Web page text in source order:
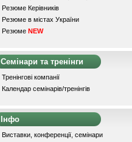
Резюме Керівників
Резюме в містах України
Резюме NEW
Семінари та тренінги
Тренінгові компанії
Календар семінарів/тренінгів
Інфо
Виставки, конференції, семінари